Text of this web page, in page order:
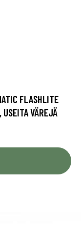
FLASHLITE
VÄREJÄ